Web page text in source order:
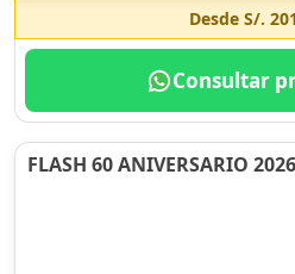
Desde S/. 201
Consultar
FLASH 60 ANIVERSARIO